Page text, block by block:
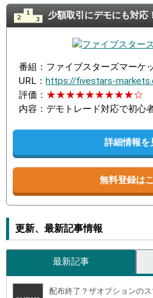
少額取引にデモにも対応！
番組：ファイブスターズマーケ
URL： https://fivestars-
評価： ★★★★★★★★★☆
内容：デモトレード対応で初心
詳細情報を
無料登録は
更新、最新記事情報
最新記事
配布終了？ザオプションの